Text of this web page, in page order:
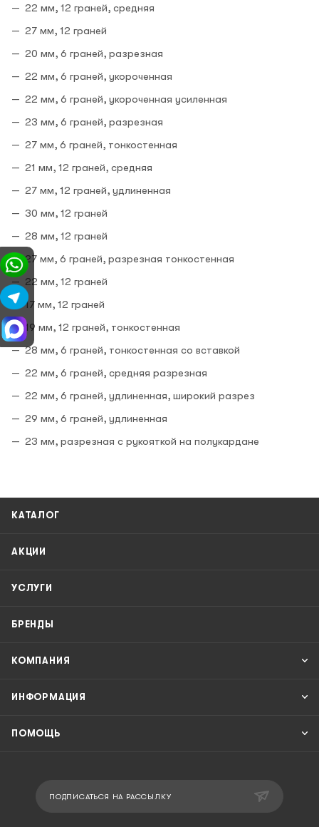
22 мм, 12 граней, средняя
27 мм, 12 граней
20 мм, 6 граней, разрезная
22 мм, 6 граней, укороченная
22 мм, 6 граней, укороченная усиленная
23 мм, 6 граней, разрезная
27 мм, 6 граней, тонкостенная
21 мм, 12 граней, средняя
27 мм, 12 граней, удлиненная
30 мм, 12 граней
28 мм, 12 граней
27 мм, 6 граней, разрезная тонкостенная
22 мм, 12 граней
17 мм, 12 граней
19 мм, 12 граней, тонкостенная
28 мм, 6 граней, тонкостенная со вставкой
22 мм, 6 граней, средняя разрезная
22 мм, 6 граней, удлиненная, широкий разрез
29 мм, 6 граней, удлиненная
23 мм, разрезная с рукояткой на полукардане
КАТАЛОГ
АКЦИИ
УСЛУГИ
БРЕНДЫ
КОМПАНИЯ
ИНФОРМАЦИЯ
ПОМОЩЬ
ПОДПИСАТЬСЯ НА РАССЫЛКУ